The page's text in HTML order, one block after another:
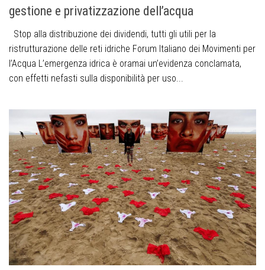
gestione e privatizzazione dell’acqua
Stop alla distribuzione dei dividendi, tutti gli utili per la
ristrutturazione delle reti idriche Forum Italiano dei Movimenti per
l’Acqua L’emergenza idrica è oramai un’evidenza conclamata,
con effetti nefasti sulla disponibilità per uso...